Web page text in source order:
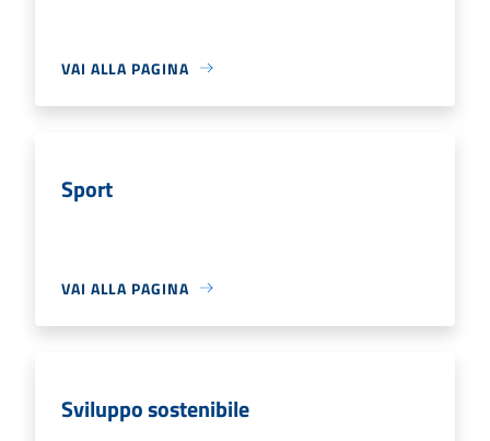
VAI ALLA PAGINA
Sport
VAI ALLA PAGINA
Sviluppo sostenibile